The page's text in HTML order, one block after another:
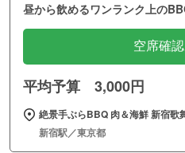
昼から飲めるワンランク上の
空席確
平均予算 3,000円
絶景手ぶらBBQ 肉＆海鮮 新宿歌
新宿駅／東京都